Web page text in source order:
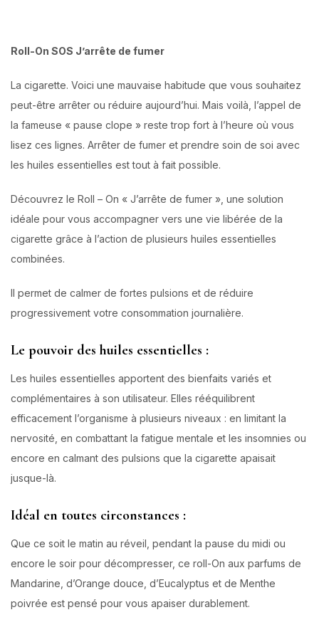
Roll-On SOS J’arrête de fumer
La cigarette. Voici une mauvaise habitude que vous souhaitez
peut-être arrêter ou réduire aujourd’hui. Mais voilà, l’appel de
la fameuse « pause clope » reste trop fort à l’heure où vous
lisez ces lignes. Arrêter de fumer et prendre soin de soi avec
les huiles essentielles est tout à fait possible.
Découvrez le Roll – On « J’arrête de fumer », une solution
idéale pour vous accompagner vers une vie libérée de la
cigarette grâce à l’action de plusieurs huiles essentielles
combinées.
Il permet de calmer de fortes pulsions et de réduire
progressivement votre consommation journalière.
Le pouvoir des huiles essentielles :
Les huiles essentielles apportent des bienfaits variés et
complémentaires à son utilisateur. Elles rééquilibrent
efficacement l’organisme à plusieurs niveaux : en limitant la
nervosité, en combattant la fatigue mentale et les insomnies ou
encore en calmant des pulsions que la cigarette apaisait
jusque-là.
Idéal en toutes circonstances :
Que ce soit le matin au réveil, pendant la pause du midi ou
encore le soir pour décompresser, ce roll-On aux parfums de
Mandarine, d’Orange douce, d’Eucalyptus et de Menthe
poivrée est pensé pour vous apaiser durablement.